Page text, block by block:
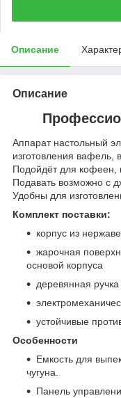
Описание
Описание
Аппарат настольный
изготовления вафель,
Подойдёт для кофеен,
Подавать возможно с
Удобны для
Комплект поставки:
корпус из
жарочная
основой корпуса
деревянная
устойчивые
Особенности
Емкость для
чугуна.
Панель